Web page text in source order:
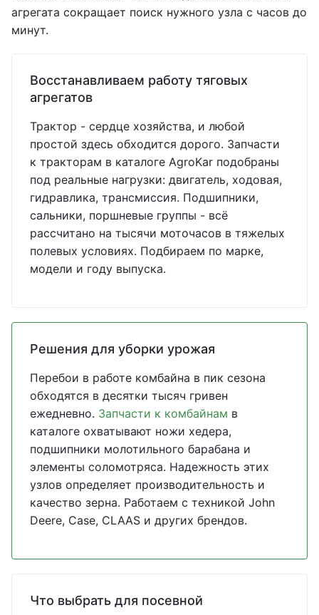
агрегата сокращает поиск нужного узла с часов до
минут.
Восстанавливаем работу тяговых
агрегатов
Трактор - сердце хозяйства, и любой
простой здесь обходится дорого. Запчасти
к тракторам в каталоге AgroKar подобраны
под реальные нагрузки: двигатель, ходовая,
гидравлика, трансмиссия. Подшипники,
сальники, поршневые группы - всё
рассчитано на тысячи моточасов в тяжелых
полевых условиях. Подбираем по марке,
модели и году выпуска.
Решения для уборки урожая
Перебои в работе комбайна в пик сезона
обходятся в десятки тысяч гривен
ежедневно. Запчасти к комбайнам в
каталоге охватывают ножи хедера,
подшипники молотильного барабана и
элементы соломотряса. Надежность этих
узлов определяет производительность и
качество зерна. Работаем с техникой John
Deere, Case, CLAAS и других брендов.
Что выбрать для посевной